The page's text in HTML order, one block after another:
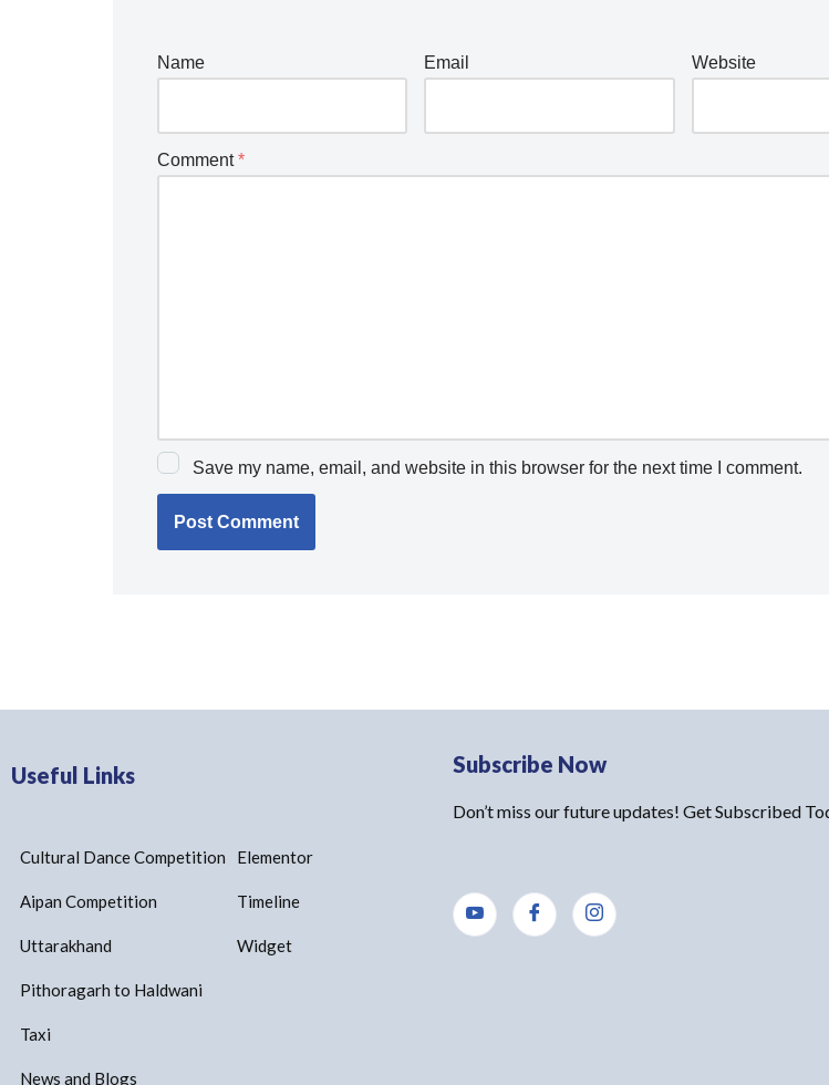
Name Email Website
Comment*
Save my name, email, and website in this browser for the next time I comment.
Useful Links
Cultural Dance Competition
Aipan Competition
Uttarakhand
Pithoragarh to Haldwani
Taxi
News and Blogs
Elementor
Timeline
Widget
Subscribe Now
Don’t miss our future updates! Get Subscribed